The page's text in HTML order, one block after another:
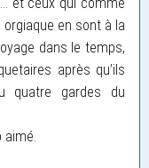
en sont à la
dans le temps,
après qu’ils
quatre gardes du